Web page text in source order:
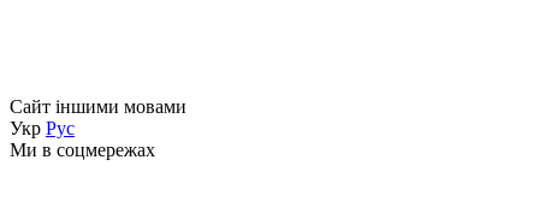
Сайт іншими мовами
Укр Рус
Ми в соцмережах